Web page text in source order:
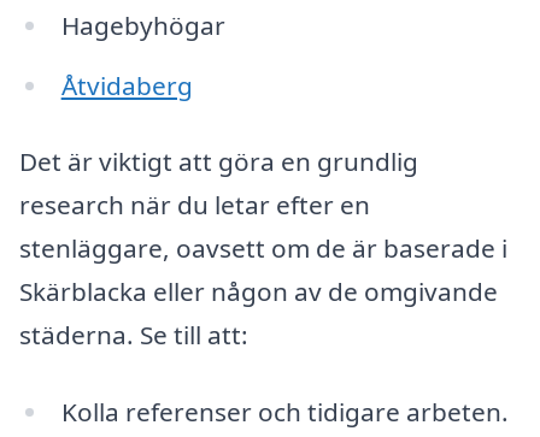
Hagebyhögar
Åtvidaberg
Det är viktigt att göra en grundlig
research när du letar efter en
stenläggare, oavsett om de är baserade i
Skärblacka eller någon av de omgivande
städerna. Se till att:
Kolla referenser och tidigare arbeten.